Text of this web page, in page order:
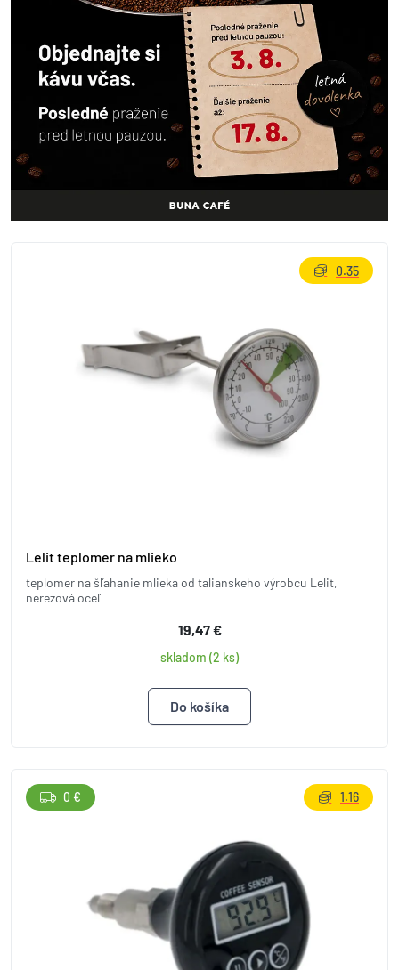
Lelit teplomer na mlieko
teplomer na šľahanie mlieka od talianskeho výrobcu Lelit,
nerezová oceľ
19,47 €
skladom (2 ks)
0.35
0 € 1.16